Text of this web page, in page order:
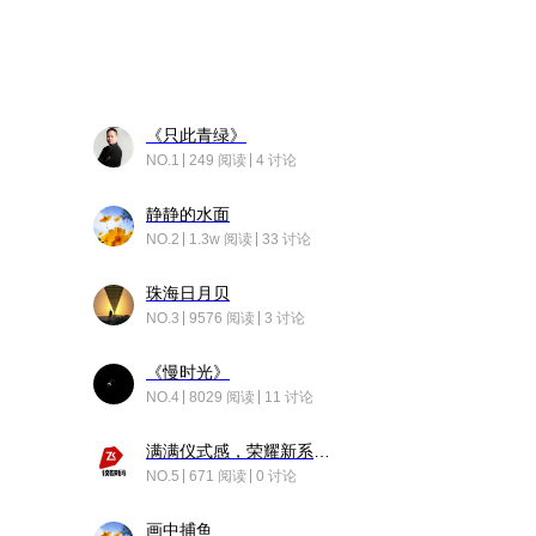
《只此青绿》
NO.1 249 阅读 4 讨论
静静的水面
NO.2 1.3w 阅读 33 讨论
珠海日月贝
NO.3 9576 阅读 3 讨论
《慢时光》
NO.4 8029 阅读 11 讨论
NO.5 671 阅读 0 讨论
画中捕鱼